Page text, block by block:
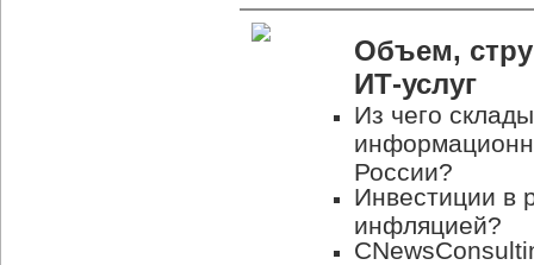
Объем,
ИТ-услуг
Из чего
России?
Инвестиции в
инфляцией?